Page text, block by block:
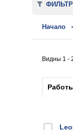
Начало
Видны 1 -